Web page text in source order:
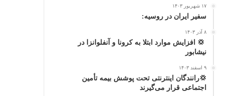
ا
ا
۱۷ شهریور ۱۴۰۳
سفیر ایران در روسیه:
۸ آذر ۱۴۰۳
‍ 💢 افزایش موارد ابتلا به کرونا و آنفلوانزا در
نیشابور
۹ اسفند ۱۴۰۳
💢رانندگان اینترنتی تحت پوشش بیمه تأمین
اجتماعی قرار می‌گیرند